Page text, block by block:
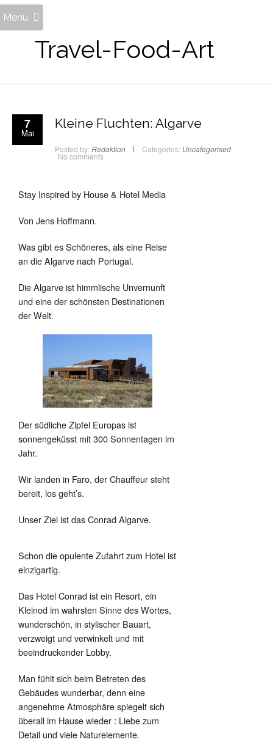
Travel-Food-Art
Menu
7
Mai
Kleine Fluchten: Algarve
Posted by: Redaktion Categories: Uncategorised
No comments
Stay Inspired by House & Hotel Media
Von Jens Hoffmann.
Was gibt es Schöneres, als eine Reise
an die Algarve nach Portugal.
Die Algarve ist himmlische Unvernunft
und eine der schönsten Destinationen
der Welt.
Der südliche Zipfel Europas ist
sonnengeküsst mit 300 Sonnentagen im
Jahr.
Wir landen in Faro, der Chauffeur steht
bereit, los geht’s.
Unser Ziel ist das Conrad Algarve.
Schon die opulente Zufahrt zum Hotel ist
einzigartig.
Das Hotel Conrad ist ein Resort, ein
Kleinod im wahrsten Sinne des Wortes,
wunderschön, in stylischer Bauart,
verzweigt und verwinkelt und mit
beeindruckender Lobby.
Man fühlt sich beim Betreten des
Gebäudes wunderbar, denn eine
angenehme Atmosphäre spiegelt sich
überall im Hause wieder : Liebe zum
Detail und viele Naturelemente.